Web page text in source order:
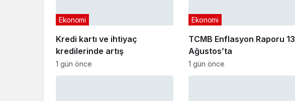
Kredi kartı ve ihtiyaç
kredilerinde artış
Ekonomi
1 gün önce
TCMB Enflasyon Raporu 13
Ağustos’ta
Ekonomi
1 gün önce